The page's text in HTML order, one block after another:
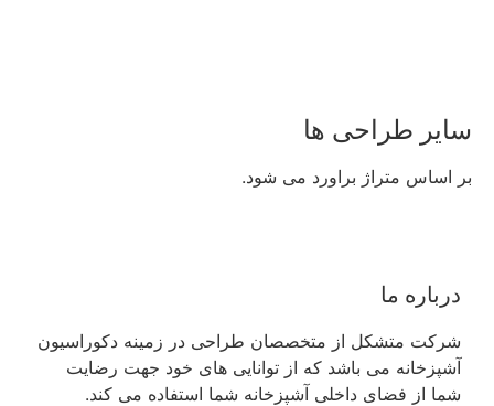
سایر طراحی ها
بر اساس متراژ براورد می شود.
درباره ما
شرکت متشکل از متخصصان طراحی در زمینه دکوراسیون
آشپزخانه می باشد که از توانایی های خود جهت رضایت
شما از فضای داخلی آشپزخانه شما استفاده می کند.